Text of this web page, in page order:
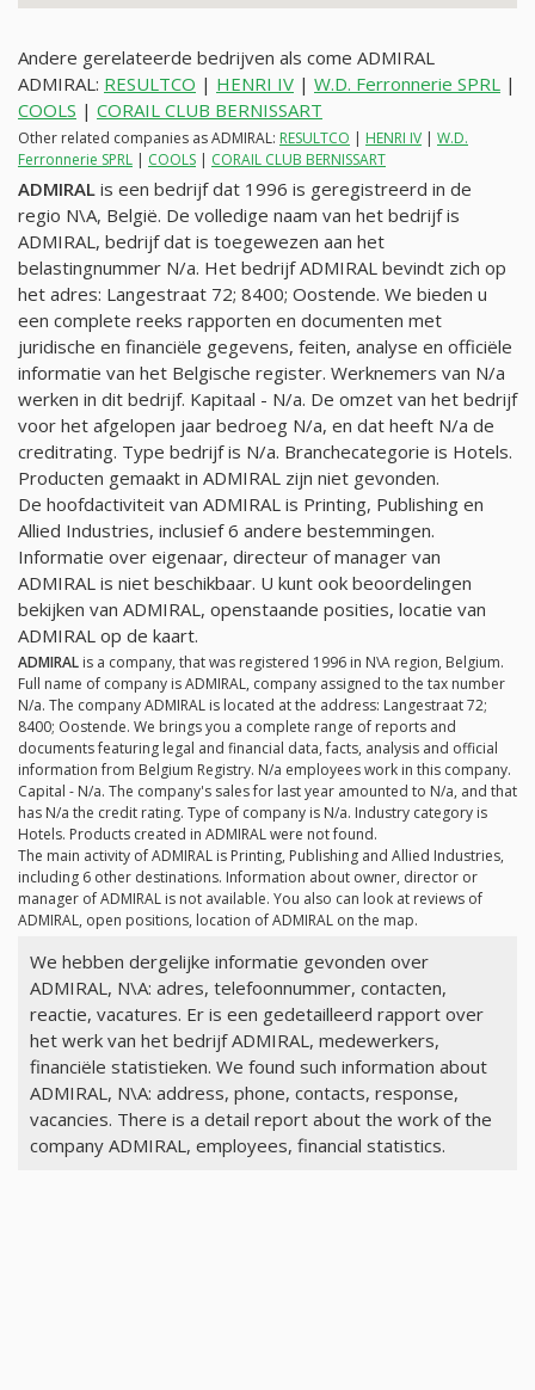
Andere gerelateerde bedrijven als come ADMIRAL
ADMIRAL: RESULTCO | HENRI IV | W.D. Ferronnerie SPRL |
COOLS | CORAIL CLUB BERNISSART
Other related companies as ADMIRAL: RESULTCO | HENRI IV | W.D.
Ferronnerie SPRL | COOLS | CORAIL CLUB BERNISSART
ADMIRAL is een bedrijf dat 1996 is geregistreerd in de
regio N\A, België. De volledige naam van het bedrijf is
ADMIRAL, bedrijf dat is toegewezen aan het
belastingnummer N/a. Het bedrijf ADMIRAL bevindt zich op
het adres: Langestraat 72; 8400; Oostende. We bieden u
een complete reeks rapporten en documenten met
juridische en financiële gegevens, feiten, analyse en officiële
informatie van het Belgische register. Werknemers van N/a
werken in dit bedrijf. Kapitaal - N/a. De omzet van het bedrijf
voor het afgelopen jaar bedroeg N/a, en dat heeft N/a de
creditrating. Type bedrijf is N/a. Branchecategorie is Hotels.
Producten gemaakt in ADMIRAL zijn niet gevonden.
De hoofdactiviteit van ADMIRAL is Printing, Publishing en
Allied Industries, inclusief 6 andere bestemmingen.
Informatie over eigenaar, directeur of manager van
ADMIRAL is niet beschikbaar. U kunt ook beoordelingen
bekijken van ADMIRAL, openstaande posities, locatie van
ADMIRAL op de kaart.
ADMIRAL is a company, that was registered 1996 in N\A region, Belgium.
Full name of company is ADMIRAL, company assigned to the tax number
N/a. The company ADMIRAL is located at the address: Langestraat 72;
8400; Oostende. We brings you a complete range of reports and
documents featuring legal and financial data, facts, analysis and official
information from Belgium Registry. N/a employees work in this company.
Capital - N/a. The company's sales for last year amounted to N/a, and that
has N/a the credit rating. Type of company is N/a. Industry category is
Hotels. Products created in ADMIRAL were not found.
The main activity of ADMIRAL is Printing, Publishing and Allied Industries,
including 6 other destinations. Information about owner, director or
manager of ADMIRAL is not available. You also can look at reviews of
ADMIRAL, open positions, location of ADMIRAL on the map.
We hebben dergelijke informatie gevonden over
ADMIRAL, N\A: adres, telefoonnummer, contacten,
reactie, vacatures. Er is een gedetailleerd rapport over
het werk van het bedrijf ADMIRAL, medewerkers,
financiële statistieken. We found such information about
ADMIRAL, N\A: address, phone, contacts, response,
vacancies. There is a detail report about the work of the
company ADMIRAL, employees, financial statistics.